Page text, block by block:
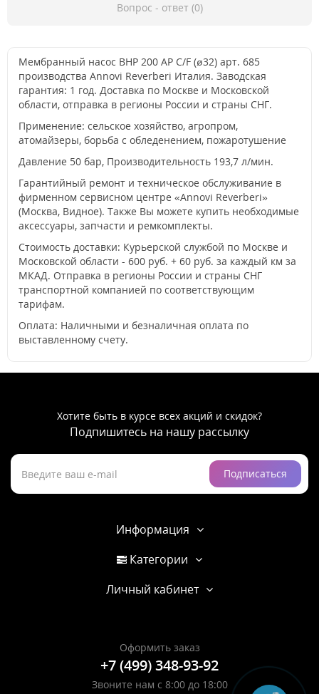
Вопрос - ответ (0)
Мембранный насос BHP 200 AP C/F (ø32) арт. 685
производства Annovi Reverberi Италия. Заводская
гарантия: 1 год. Доставка по Москве и Московской
области, отправка в регионы России и страны СНГ.
Применение: сельское хозяйство, агропром,
атомайзеры, борьба с обледенением, пожаротушение
Давление 50 бар, Производительность 193,7 л/мин.
Гарантийный ремонт и техническое обслуживание в
фирменном сервисном центре «Annovi Reverberi»
(Москва, Видное). Также Вы можете купить необходимые
аксессуары, запчасти и ремкомплекты.
Стоимость доставки: Курьерской службой по Москве и
Московской области - 600 руб. + 60 руб. за каждый км за
МКАД. Отправка в регионы России и страны СНГ
транспортной компанией по соответствующим
тарифам.
Оплата: Наличными и безналичная оплата по
выставленному счету.
Хотите быть в курсе всех акций и скидок?
Подпишитесь на нашу рассылку
Подписаться
Информация
Категории
Личный кабинет
Оформить заказ
+7 (499) 348-93-92
Звоните нам с 8:00 до 18:00